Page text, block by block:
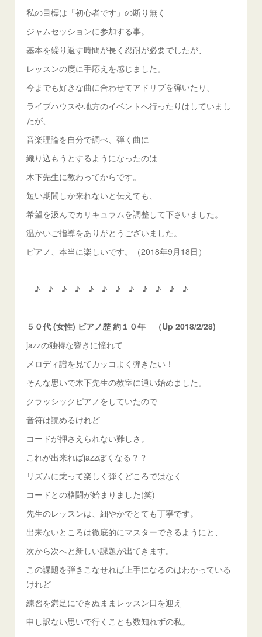
私の目標は「初心者です」の断り無く
ジャムセッションに参加する事。
基本を繰り返す時間が長く忍耐が必要でしたが、
レッスンの度に手応えを感じました。
今までも好きな曲に合わせてアドリブを弾いたり、
ライブハウスや地方のイベントへ行ったりはしていまし
たが、
音楽理論を自分で調べ、弾く曲に
織り込もうとするようになったのは
木下先生に教わってからです。
短い期間しか来れないと伝えても、
希望を汲んでカリキュラムを調整して下さいました。
温かいご指導をありがとうございました。
ピアノ、本当に楽しいです。（2018年9月18日）
♪ ♪ ♪ ♪ ♪ ♪ ♪ ♪ ♪ ♪ ♪ ♪
５０代 (女性) ピアノ歴 約１０年 （Up 2018/2/28)
jazzの独特な響きに憧れて
メロディ譜を見てカッコよく弾きたい！
そんな思いで木下先生の教室に通い始めました。
クラッシックピアノをしていたので
音符は読めるけれど
コードが押さえられない難しさ。
これが出来ればjazzぽくなる？？
リズムに乗って楽しく弾くどころではなく
コードとの格闘が始まりました(笑)
先生のレッスンは、細やかでとても丁寧です。
出来ないところは徹底的にマスターできるようにと、
次から次へと新しい課題が出てきます。
この課題を弾きこなせれば上手になるのはわかっている
けれど
練習を満足にできぬままレッスン日を迎え
申し訳ない思いで行くことも数知れずの私。